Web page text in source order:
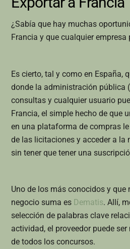
¿Sabía que hay muchas
Francia y que cualquier empresa
Es cierto, tal y como en España,
donde la administración pública
consultas y cualquier usuario
Francia, el simple hecho de que
en una plataforma de compras
de las licitaciones y acceder a la
sin tener que tener una
Uno de los más conocidos y
negocio suma es Dematis. Allí,
selección de palabras clave
actividad, el proveedor puede
de todos los concursos.